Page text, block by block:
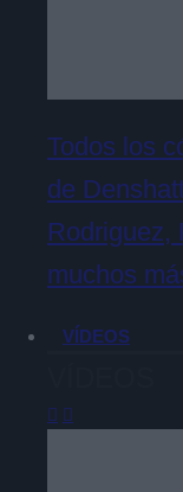
Todos los
de
Rodriguez,
muchos
VÍDEOS